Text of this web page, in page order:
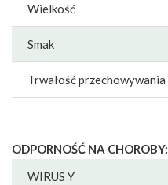
Wielkość
Smak
Trwałość przechowywania
ODPORNOŚĆ NA CHOROBY:
WIRUS Y